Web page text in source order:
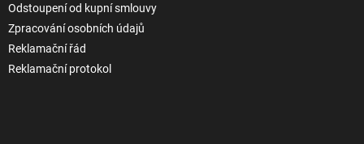
Odstoupení od kupní smlouvy
Zpracování osobních údajů
Reklamační řád
Reklamační protokol